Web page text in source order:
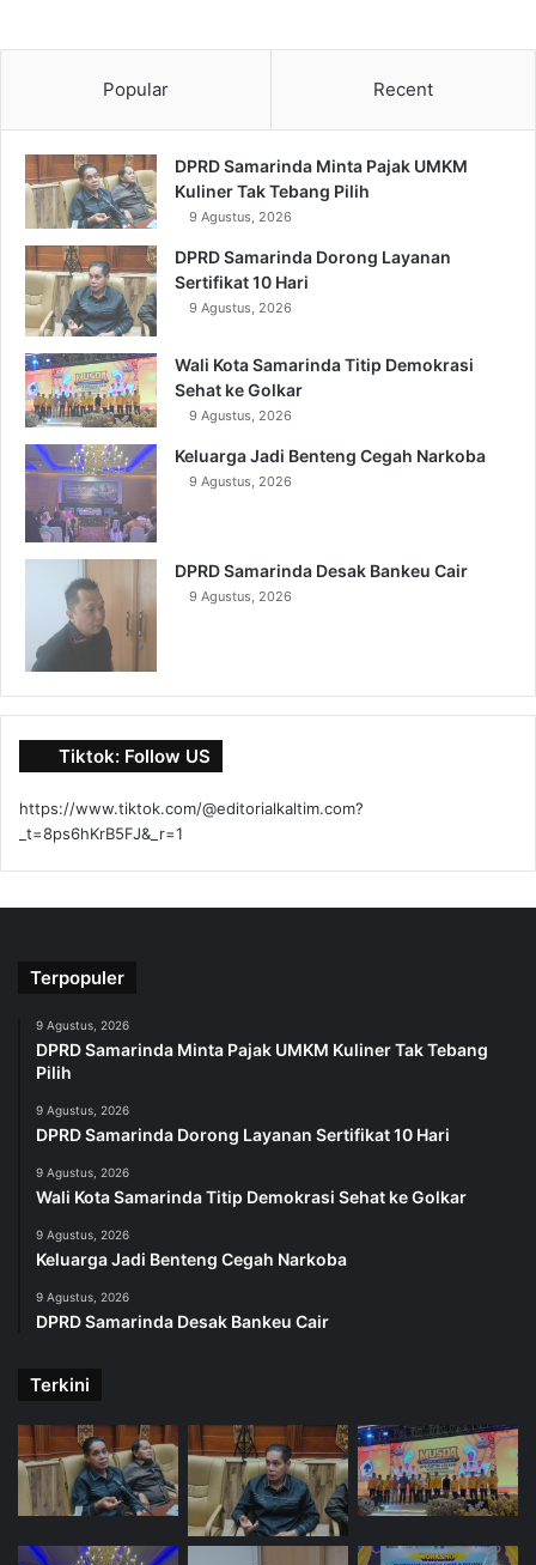
Popular Recent
DPRD Samarinda Minta Pajak UMKM
Kuliner Tak Tebang Pilih
9 Agustus, 2026
DPRD Samarinda Dorong Layanan
Sertifikat 10 Hari
9 Agustus, 2026
Wali Kota Samarinda Titip Demokrasi
Sehat ke Golkar
9 Agustus, 2026
Keluarga Jadi Benteng Cegah Narkoba
9 Agustus, 2026
DPRD Samarinda Desak Bankeu Cair
9 Agustus, 2026
Tiktok: Follow US
https://www.tiktok.com/@editorialkaltim.com?
_t=8ps6hKrB5FJ&_r=1
Terpopuler
9 Agustus, 2026
DPRD Samarinda Minta Pajak UMKM Kuliner Tak Tebang
Pilih
9 Agustus, 2026
DPRD Samarinda Dorong Layanan Sertifikat 10 Hari
9 Agustus, 2026
Wali Kota Samarinda Titip Demokrasi Sehat ke Golkar
9 Agustus, 2026
Keluarga Jadi Benteng Cegah Narkoba
9 Agustus, 2026
DPRD Samarinda Desak Bankeu Cair
Terkini